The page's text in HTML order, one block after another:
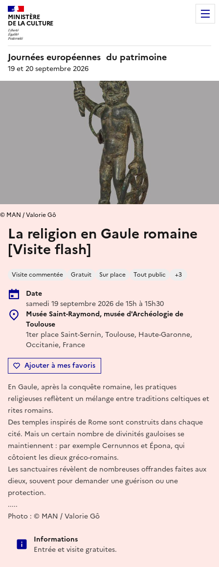
MINISTÈRE
DE LA CULTURE
Journées européennes du patrimoine
19 et 20 septembre 2026
La religion en Gaule romaine
[Visite flash]
Visite commentée Gratuit Sur place Tout public +3
Date
samedi 19 septembre 2026 de 15h à 15h30
Musée Saint-Raymond, musée d'Archéologie de
Toulouse
1ter place Saint-Sernin, Toulouse, Haute-Garonne,
Occitanie, France
Ajouter à mes favoris
© MAN / Valorie Gô
En Gaule, après la conquête romaine, les pratiques
religieuses reflètent un mélange entre traditions celtiques et
rites romains.
Des temples inspirés de Rome sont construits dans chaque
cité. Mais un certain nombre de divinités gauloises se
maintiennent : par exemple Cernunnos et Épona, qui
côtoient les dieux gréco-romains.
Les sanctuaires révèlent de nombreuses offrandes faites aux
dieux, souvent pour demander une guérison ou une
protection.
.....
Photo : © MAN / Valorie Gô
Informations
Entrée et visite gratuites.